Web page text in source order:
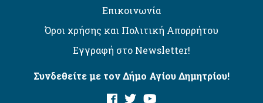
Επικοινωνία
Όροι χρήσης και Πολιτική Απορρήτου
Εγγραφή στο Newsletter!
Συνδεθείτε με τον Δήμο Αγίου Δημητρίου!